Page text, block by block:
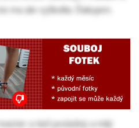
ma ale vyškolila. Ďakujem.
a tiež poslušný a milý